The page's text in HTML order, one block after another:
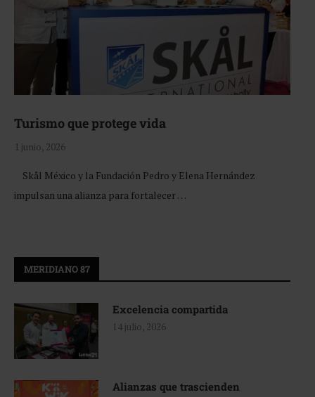
Turismo que protege vida
1 junio, 2026
Skål México y la Fundación Pedro y Elena Hernández
impulsan una alianza para fortalecer …
MERIDIANO 87
Excelencia compartida
14 julio, 2026
Alianzas que trascienden